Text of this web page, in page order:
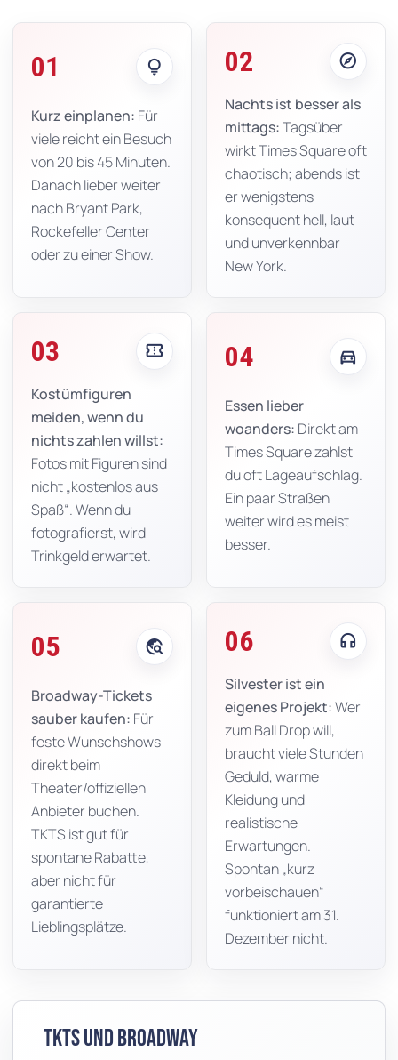
01 lightbulb
Kurz einplanen: Für
viele reicht ein Besuch
von 20 bis 45 Minuten.
Danach lieber weiter
nach Bryant Park,
Rockefeller Center
oder zu einer Show.
02 explore
Nachts ist besser als
mittags:Tagsüber
wirkt Times Square oft
chaotisch; abends ist
er wenigstens
konsequent hell, laut
und unverkennbar
New York.
03 confirmation_number
Kostümfiguren
meiden, wenn du
nichts zahlen willst:
Fotos mit Figuren sind
nicht „kostenlos aus
Spaß“. Wenn du
fotografierst, wird
Trinkgeld erwartet.
04 directions_car
Essen lieber
woanders: Direkt am
Times Square zahlst
du oft Lageaufschlag.
Ein paar Straßen
weiter wird es meist
besser.
05 travel_explore
Broadway-Tickets
sauber kaufen: Für
feste Wunschshows
direkt beim
Theater/offiziellen
Anbieter buchen.
TKTS ist gut für
spontane Rabatte,
aber nicht für
garantierte
Lieblingsplätze.
06 headphones
Silvester ist ein
eigenes Projekt:Wer
zum Ball Drop will,
braucht viele Stunden
Geduld, warme
Kleidung und
realistische
Erwartungen.
Spontan „kurz
vorbeischauen“
funktioniert am 31.
Dezember nicht.
TKTS und Broadway